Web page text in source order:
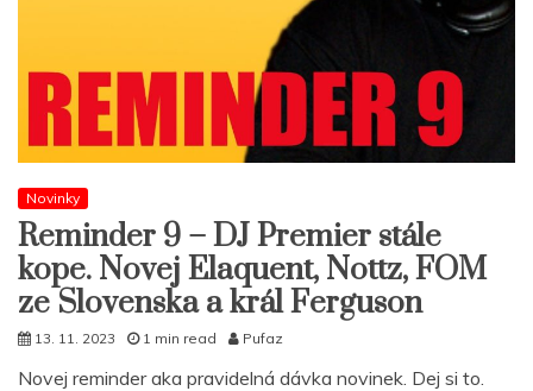
Novinky
Reminder 9 – DJ Premier stále
kope. Novej Elaquent, Nottz, FOM
ze Slovenska a král Ferguson
13. 11. 2023 1 min read Pufaz
Novej reminder aka pravidelná dávka novinek. Dej si to.